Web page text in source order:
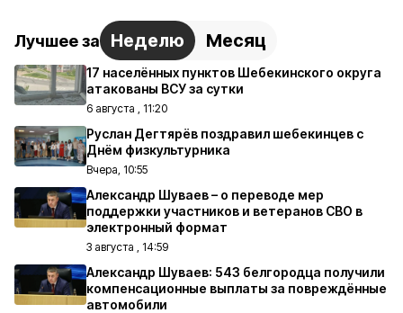
Лучшее за Неделю Месяц
17 населённых пунктов Шебекинского округа
атакованы ВСУ за сутки
6 августа , 11:20
Руслан Дегтярёв поздравил шебекинцев с
Днём физкультурника
Вчера, 10:55
Александр Шуваев – о переводе мер
поддержки участников и ветеранов СВО в
электронный формат
3 августа , 14:59
Александр Шуваев: 543 белгородца получили
компенсационные выплаты за повреждённые
автомобили